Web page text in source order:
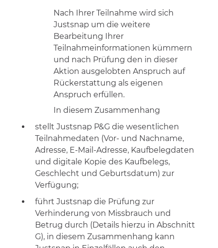
Nach Ihrer Teilnahme wird sich
Justsnap um die weitere
Bearbeitung Ihrer
Teilnahmeinformationen kümmern
und nach Prüfung den in dieser
Aktion ausgelobten Anspruch auf
Rückerstattung als eigenen
Anspruch erfüllen.
In diesem Zusammenhang
stellt Justsnap P&G die wesentlichen
Teilnahmedaten (Vor- und Nachname,
Adresse, E-Mail-Adresse, Kaufbelegdaten
und digitale Kopie des Kaufbelegs,
Geschlecht und Geburtsdatum) zur
Verfügung;
führt Justsnap die Prüfung zur
Verhinderung von Missbrauch und
Betrug durch (Details hierzu in Abschnitt
G), in diesem Zusammenhang kann